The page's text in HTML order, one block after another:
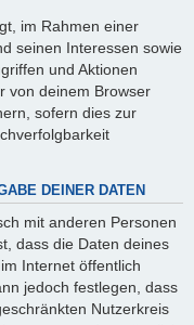
im Rahmen einer
seinen Interessen sowie
und Aktionen
von deinem Browser
sofern dies zur
DEINER DATEN
mit anderen Personen
dass die Daten deines
Internet öffentlich
jedoch festlegen, dass
Nutzerkreis